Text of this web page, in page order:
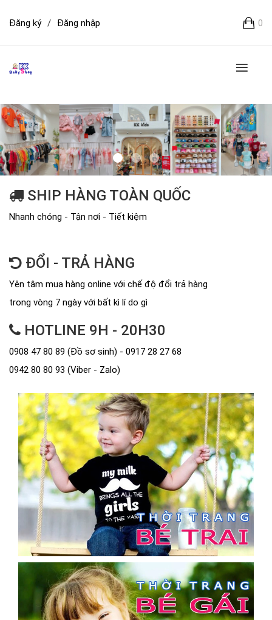
0
Đăng ký / Đăng nhập
SHIP HÀNG TOÀN QUỐC
Nhanh chóng - Tận nơi - Tiết kiệm
ĐỔI - TRẢ HÀNG
Yên tâm mua hàng online với chế độ đổi trả hàng
trong vòng 7 ngày với bất kì lí do gì
HOTLINE 9H - 20H30
0908 47 80 89 (Đồ sơ sinh) - 0917 28 27 68
0942 80 80 93 (Viber - Zalo)